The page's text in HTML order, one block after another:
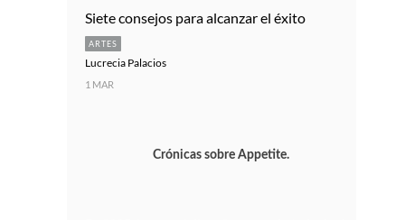
Siete consejos para alcanzar el éxito
ARTES
Lucrecia Palacios
1 MAR
Crónicas sobre Appetite.